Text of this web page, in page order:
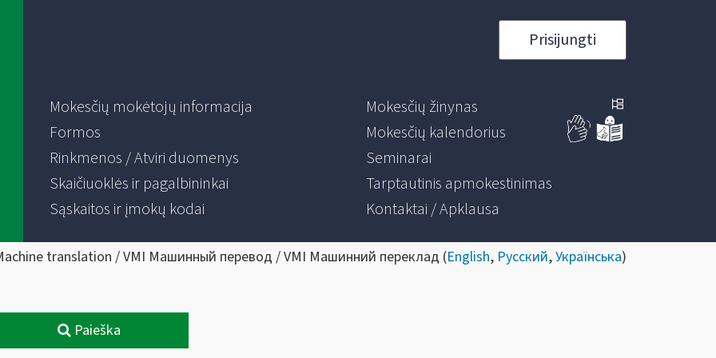
Prisijungti
Mokesčių mokėtojų informacija
Formos
Rinkmenos / Atviri duomenys
Skaičiuoklės ir pagalbininkai
Sąskaitos ir įmokų kodai
Mokesčių žinynas
Mokesčių kalendorius
Seminarai
Tarptautinis apmokestinimas
Kontaktai / Apklausa
translation / VMI Машинный перевод / VMI Машинний переклад (English, Русский,Українська)
Paieška